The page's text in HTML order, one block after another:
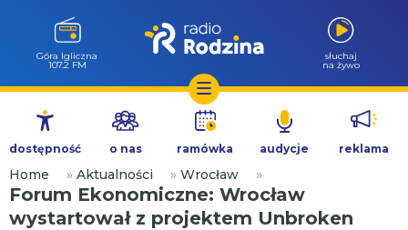
Przejdź
treści
Kudowa Zdrój
88.7 FM
słuchaj
na żywo
dostępność o nas ramówka audycje reklama
Home » Aktualności » Wrocław »
Forum Ekonomiczne: Wrocław
wystartował z projektem Unbroken